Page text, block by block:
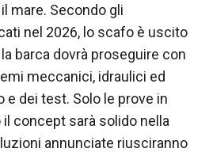
mare. Secondo gli
nel 2026, lo scafo è uscito
barca dovrà proseguire con
meccanici, idraulici ed
e dei test. Solo le prove in
concept sarà solido nella
annunciate riusciranno